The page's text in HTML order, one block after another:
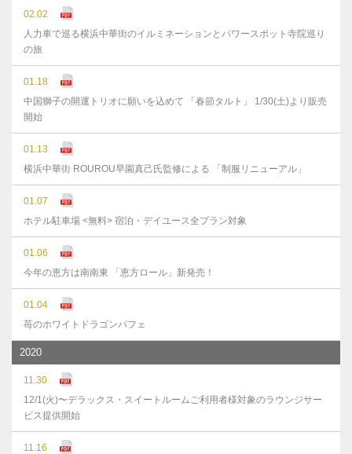
02.02
人力車で巡る横浜中華街のイルミネーションとパワースポット寺院巡り
の旅
01.18
中国獅子の開運トリオに願いを込めて 「春節タルト」 1/30(土)より販売
開始
01.13
横浜中華街 ROUROU早園真己氏監修による 「制服リニューアル」
01.07
ホテル駐車場 <無料> 宿泊・デイユース全プラン対象
01.06
今年の恵方は南南東 「恵方ロール」新発売！
01.04
苺のホワイトドラゴンパフェ
2020
11.30
12/1(火)〜デラックス・スイートルームご利用者様対象のラウンジサー
ビス提供開始
11.16